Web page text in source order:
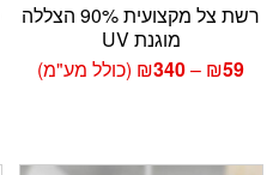
רשת צל מקצועית 90% הצללה
מוגנת UV
₪59
–
₪340 טווח
⁦₪340⁩
(כולל מע"מ)